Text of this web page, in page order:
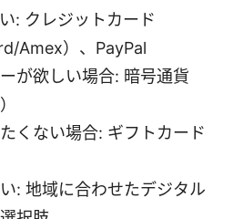
: クレジットカード
Amex）、PayPal
が欲しい場合: 暗号通貨
くない場合: ギフトカード
: 地域に合わせたデジタル